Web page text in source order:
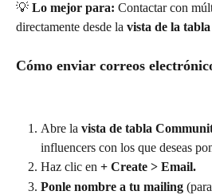
💡 Lo mejor para: Contactar con
directamente desde la vista de la
Cómo enviar correos
Abre la vista de tabla
influencers con los que deseas
Haz clic en + Create > Email.
Ponle nombre a tu mailing